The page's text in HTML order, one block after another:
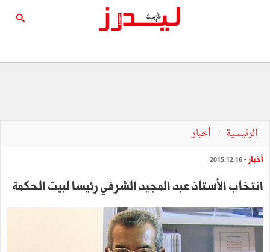
الرئيسية أخبار
أخبار - 2015.12.16
انتخاب الأستاذ عبد المجيد الشرفي رئيسا لبيت الحكمة